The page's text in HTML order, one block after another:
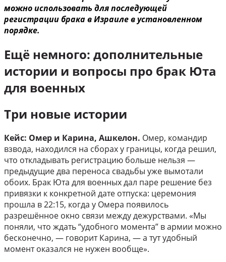
можно использовать для последующей
регистрации брака в Израиле в установленном
порядке.
Ещё немного: дополнительные
истории и вопросы про брак Юта
для военных
Три новые истории
Кейс: Омер и Карина, Ашкелон. Омер, командир
взвода, находился на сборах у границы, когда решил,
что откладывать регистрацию больше нельзя —
предыдущие два переноса свадьбы уже вымотали
обоих. Брак Юта для военных дал паре решение без
привязки к конкретной дате отпуска: церемония
прошла в 22:15, когда у Омера появилось
разрешённое окно связи между дежурствами. «Мы
поняли, что ждать “удобного момента” в армии можно
бесконечно, — говорит Карина, — а тут удобный
момент оказался не нужен вообще».